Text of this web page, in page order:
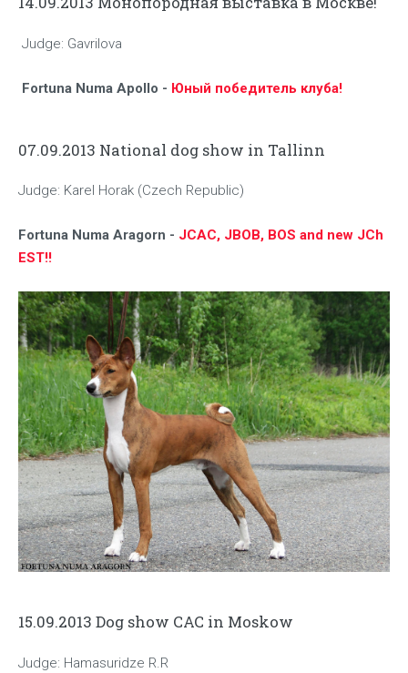
Judge: Gavrilova
Fortuna Numa Apollo - Юный победитель клуба!
07.09.2013 National dog show in Tallinn
Judge: Karel Horak (Czech Republic)
Fortuna Numa Aragorn - JCAC, JBOB, BOS and new JCh
EST!!
15.09.2013 Dog show CAC in Moskow
Judge: Hamasuridze R.R